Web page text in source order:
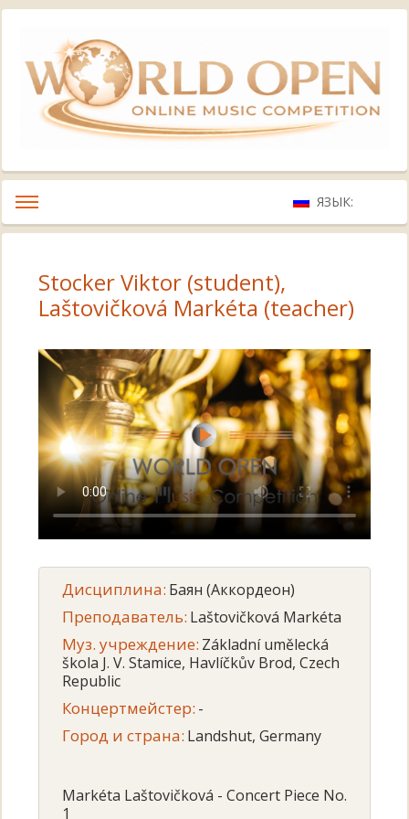
ЯЗЫК:
Stocker Viktor (student),
Laštovičková Markéta (teacher)
Дисциплина: Баян (Аккордеон)
Преподаватель: Laštovičková Markéta
Муз. учреждение: Základní umělecká
škola J. V. Stamice, Havlíčkův Brod, Czech
Republic
Концертмейстер: -
Город и страна: Landshut, Germany
Markéta Laštovičková - Concert Piece No.
1